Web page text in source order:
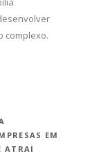
complexo.
EM
ATRAI